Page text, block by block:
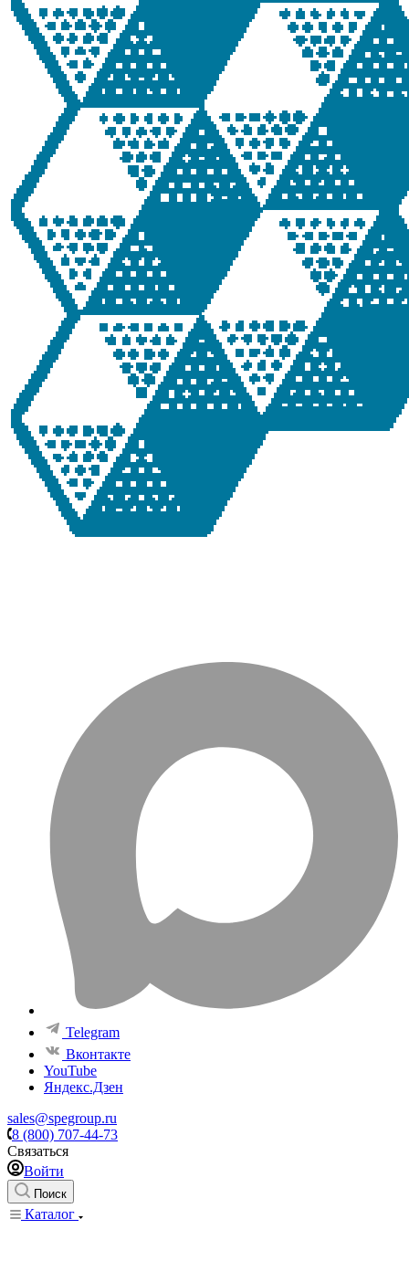
Telegram
Вконтакте
YouTube
Яндекс.Дзен
sales@spegroup.ru
8 (800) 707-44-73
Связаться
Войти
Поиск
Каталог